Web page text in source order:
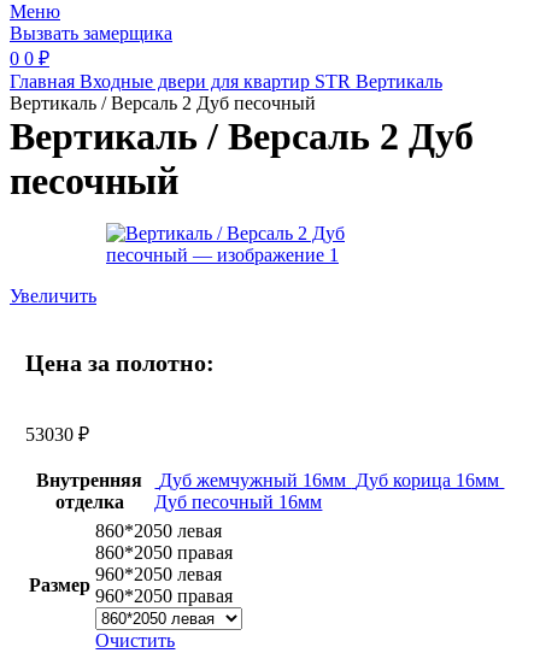
Меню
Вызвать замерщика
0 0 ₽
Главная Входные двери для квартир STR Вертикаль
Вертикаль / Версаль 2 Дуб песочный
Вертикаль / Версаль 2 Дуб
песочный
Увеличить
Цена за полотно:
53030₽
Внутренняя
отделка
Дуб жемчужный 16мм Дуб корица 16мм
Дуб песочный 16мм
Размер
860*2050 левая
860*2050 правая
960*2050 левая
960*2050 правая
Очистить